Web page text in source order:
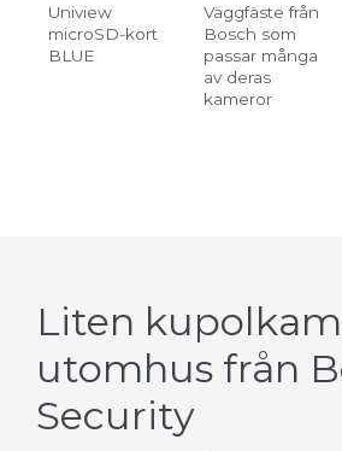
Uniview
microSD-kort
BLUE
Väggfäste från
Bosch som
passar många
av deras
kameror
Liten
utomhus från
Security